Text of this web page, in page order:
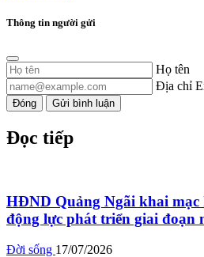
Thông tin người gửi
Họ tên
Địa chỉ
Đóng Gửi bình luận
Đọc tiếp
HĐND Quảng Ngãi khai mạc
động lực phát triển giai đoạn
Đời sống 17/07/2026